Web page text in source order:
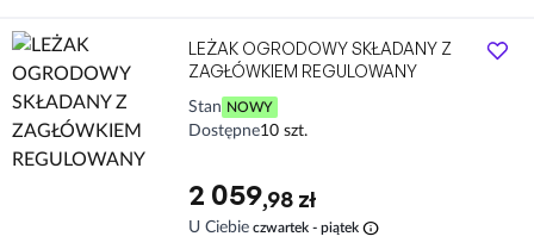
LEŻAK OGRODOWY SKŁADANY Z
ZAGŁÓWKIEM REGULOWANY
Stan NOWY
Dostępne10 szt.
2 059,98 zł
U Ciebie czwartek - piątek info